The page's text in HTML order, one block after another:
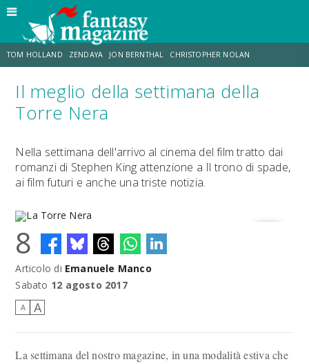
TOM HOLLAND ZENDAYA JON BERNTHAL CHRISTOPHER NOLAN
STRANIMONDI LUCCA COMICS & GAMES ODISSEA CHRIS MCKENNA
Il meglio della settimana della
Torre Nera
Nella settimana dell'arrivo al cinema del film tratto dai
romanzi di Stephen King attenzione a Il trono di spade,
ai film futuri e anche una triste notizia.
La Torre Nera
8
Articolo di Emanuele Manco
Sabato 12 agosto 2017
A A
La settimana del nostro magazine, in una modalità estiva che